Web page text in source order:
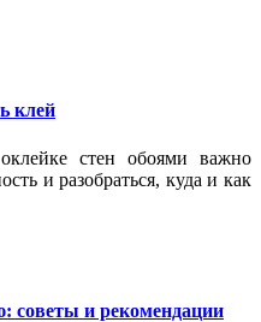
клей
стен обоями важно
и разобраться, куда и как
советы и рекомендации